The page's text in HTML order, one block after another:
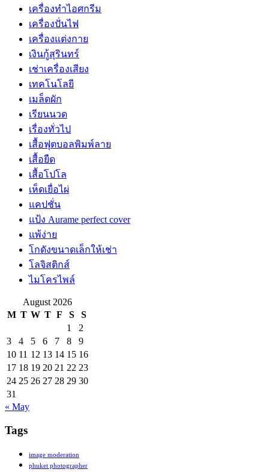
เครื่องทำไอศกรีม
เครื่องปั่นไฟ
เครื่องแต่งกาย
เงินกู้สุรินทร์
เช่าเครื่องเสียง
เทคโนโลยี
เมล็ดผัก
เรียนนวด
เรื่องทั่วไป
เสื้อฟุตบอลพิมพ์ลาย
เสื้อยืด
เสื้อโปโล
เห็ดเยื่อไผ่
แคปชั่น
แป้ง Aurame perfect cover
แพ้ง่าย
โกดังขนาดเล็กให้เช่า
โลจิสติกส์
ไมโครไพล์
August 2026
M T W T F S
S
1
2
3
4 5 6 7 8
9
10 11 12 13 14 15 16
17 18 19 20 21 22 23
24 25 26 27 28 29 30
31
« May
Tags
image moderation
phuket photographer